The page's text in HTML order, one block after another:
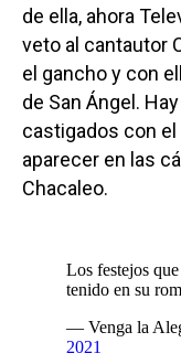
de ella, ahora
veto al cantautor
el gancho y con
de San Ángel.
castigados con el
aparecer en las
Chacaleo.
Los festejos
tenido en su
— Venga la
2021